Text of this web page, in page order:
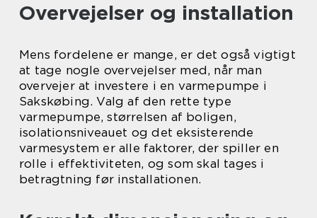
Overvejelser og installation
Mens fordelene er mange, er det også vigtigt
at tage nogle overvejelser med, når man
overvejer at investere i en varmepumpe i
Sakskøbing. Valg af den rette type
varmepumpe, størrelsen af boligen,
isolationsniveauet og det eksisterende
varmesystem er alle faktorer, der spiller en
rolle i effektiviteten, og som skal tages i
betragtning før installationen.